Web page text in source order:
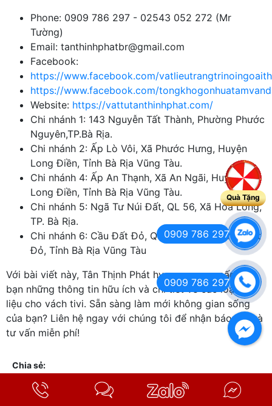
Phone: 0909 786 297 - 02543 052 272 (Mr
Tường)
Email: tanthinhphatbr@gmail.com
Facebook:
https://www.facebook.com/
https://www.facebook.com/
Website: https://vattutanthinhphat.com/
Chi nhánh 1: 143 Nguyễn Tất Thành, Phường Phước
Nguyên,TP.Bà Rịa.
Chi nhánh 2: Ấp Lò Vôi, Xã Phước Hưng, Huyện
Long Điền, Tỉnh Bà Rịa Vũng Tàu.
Chi nhánh 4: Ấp An Thạnh, Xã An Ngãi, Huyện
Long Điền, Tỉnh Bà Rịa Vũng Tàu.
Chi nhánh 5: Ngã Tư Núi Đất, QL 56, Xã Hòa Long,
TP. Bà Rịa.
Chi nhánh 6: Cầu Đất Đỏ, Quốc lộ 55, Thị trấn Đất
Đỏ, Tỉnh Bà Rịa Vũng Tàu
Với bài viết này, Tân Thịnh Phát hy vọng cung cấp cho
bạn những thông tin hữu ích và chi tiết về các loại vật
liệu cho vách tivi. Sẵn sàng làm mới không gian sống
của bạn? Liên hệ ngay với chúng tôi để nhận báo giá và
tư vấn miễn phí!
Chia sẻ:
Quà Tặng
0909 786 297
0909 786 297